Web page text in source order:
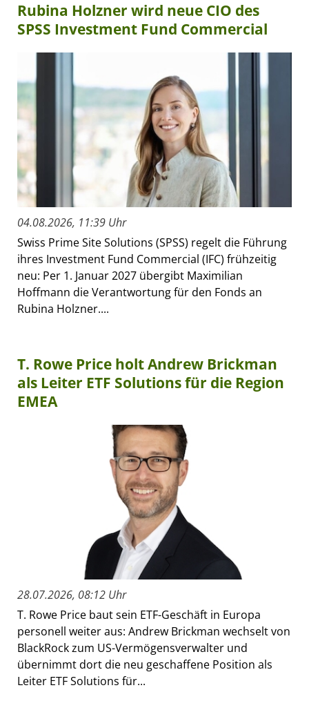
Rubina Holzner wird neue CIO des
SPSS Investment Fund Commercial
04.08.2026, 11:39 Uhr
Swiss Prime Site Solutions (SPSS) regelt die Führung
ihres Investment Fund Commercial (IFC) frühzeitig
neu: Per 1. Januar 2027 übergibt Maximilian
Hoffmann die Verantwortung für den Fonds an
Rubina Holzner....
T. Rowe Price holt Andrew Brickman
als Leiter ETF Solutions für die Region
EMEA
28.07.2026, 08:12 Uhr
T. Rowe Price baut sein ETF-Geschäft in Europa
personell weiter aus: Andrew Brickman wechselt von
BlackRock zum US-Vermögensverwalter und
übernimmt dort die neu geschaffene Position als
Leiter ETF Solutions für...